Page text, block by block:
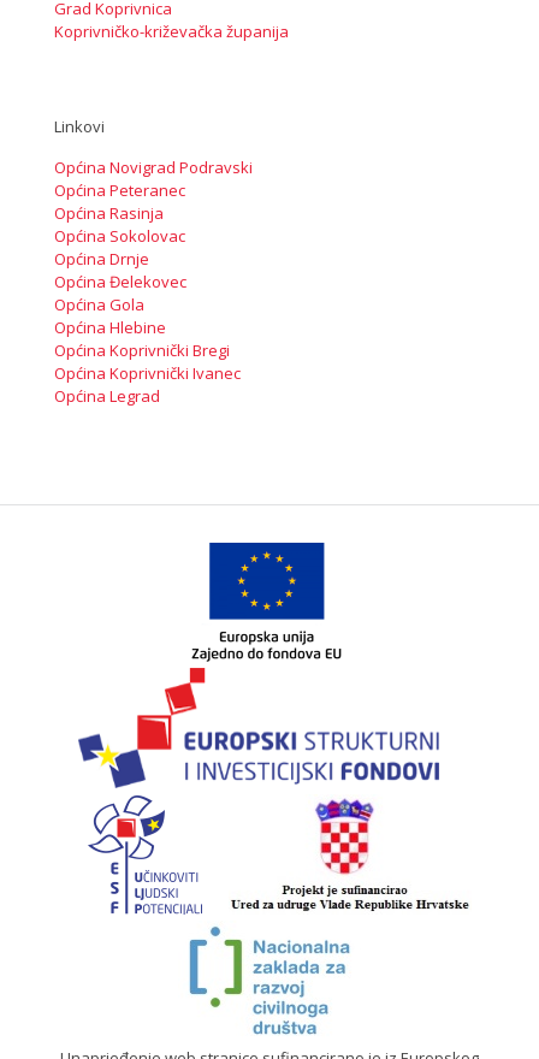
Grad Koprivnica
Koprivničko-križevačka županija
Linkovi
Općina Novigrad Podravski
Općina Peteranec
Općina Rasinja
Općina Sokolovac
Općina Drnje
Općina Đelekovec
Općina Gola
Općina Hlebine
Općina Koprivnički Bregi
Općina Koprivnički Ivanec
Općina Legrad